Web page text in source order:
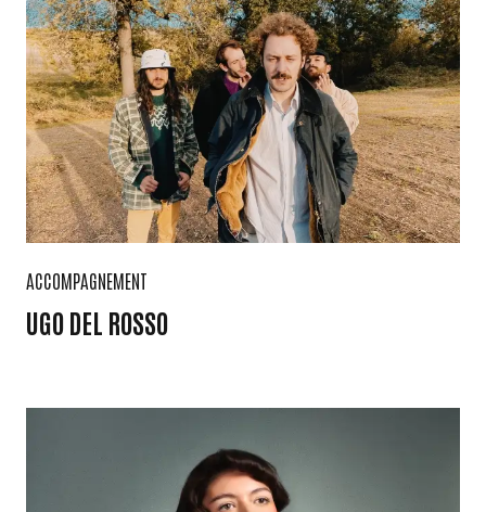
ACCOMPAGNEMENT
UGO DEL ROSSO